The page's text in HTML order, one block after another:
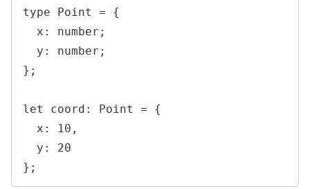
type Point = {
};
let coord: Point = {
};